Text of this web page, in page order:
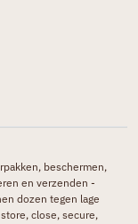
beschermen,
en verzenden -
dozen tegen lage
close, secure,